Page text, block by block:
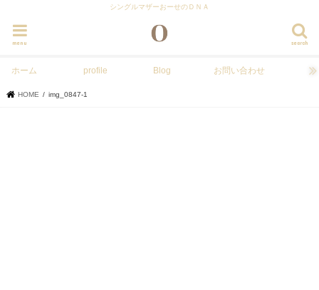
シングルマザーおーせのＤＮＡ
search
menu
ホーム profile Blog お問い合わせ
HOME img_0847-1